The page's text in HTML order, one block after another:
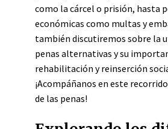
como la cárcel o prisión, hasta
económicas como multas y
también discutiremos sobre la
penas alternativas y su
rehabilitación y reinserción
¡Acompáñanos en este
de las penas!